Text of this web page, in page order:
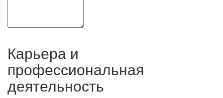
Карьера и
профессиональная
деятельность